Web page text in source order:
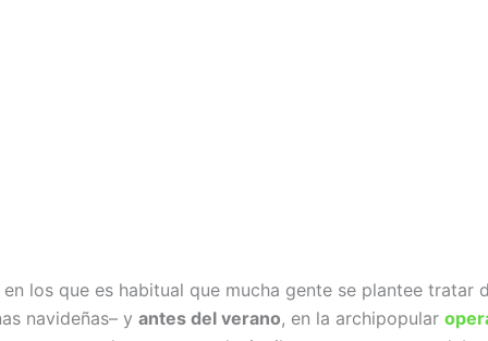
los que es habitual que mucha gente se plantee tratar
navideñas– y antes del verano, en la archipopular